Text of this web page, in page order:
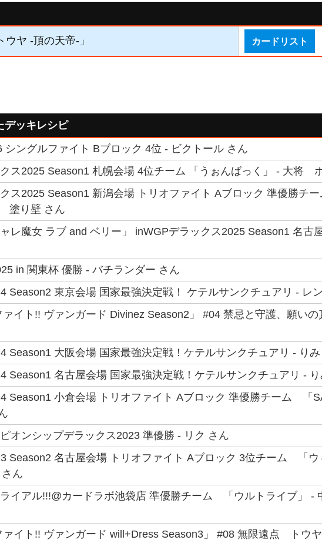
ウヤ -頂の天帝-」 カードリスト
デッキレシピ
シングルファイト Bブロック 4位 - ビクトール さん
ス2025 Season1 札幌会場 4位チーム 「うぉんばっく」 - 大将
ス2025 Season1 新潟会場 トリオファイト Aブロック 準優勝チ
塗り壁 さん
レ魔女 ラブ and ベリー」 inWGPデラックス2025 Season1 名古
in 関東杯 優勝 - バチランダー さん
Season2 東京会場 国家最強決定戦！ ケテルサンクチュアリ - レ
ァイト!! ヴァンガード Divinez Season2」 #04 禁忌と守護、願い
Season1 大阪会場 国家最強決定戦！ケテルサンクチュアリ - り
Season1 名古屋会場 国家最強決定戦！ケテルサンクチュアリ -
Season1 小倉会場 トリオファイト Aブロック 準優勝チーム 「
オンシップデラックス2023 準優勝 - リク さん
Season2 名古屋会場 トリオファイト Aブロック 3位チーム 「ウ
ん
ライアル!!!@カードラボ池袋店 準優勝チーム 「ウルトライブ」 -
ァイト!! ヴァンガード will+Dress Season3」 #08 無限遠点 トウ